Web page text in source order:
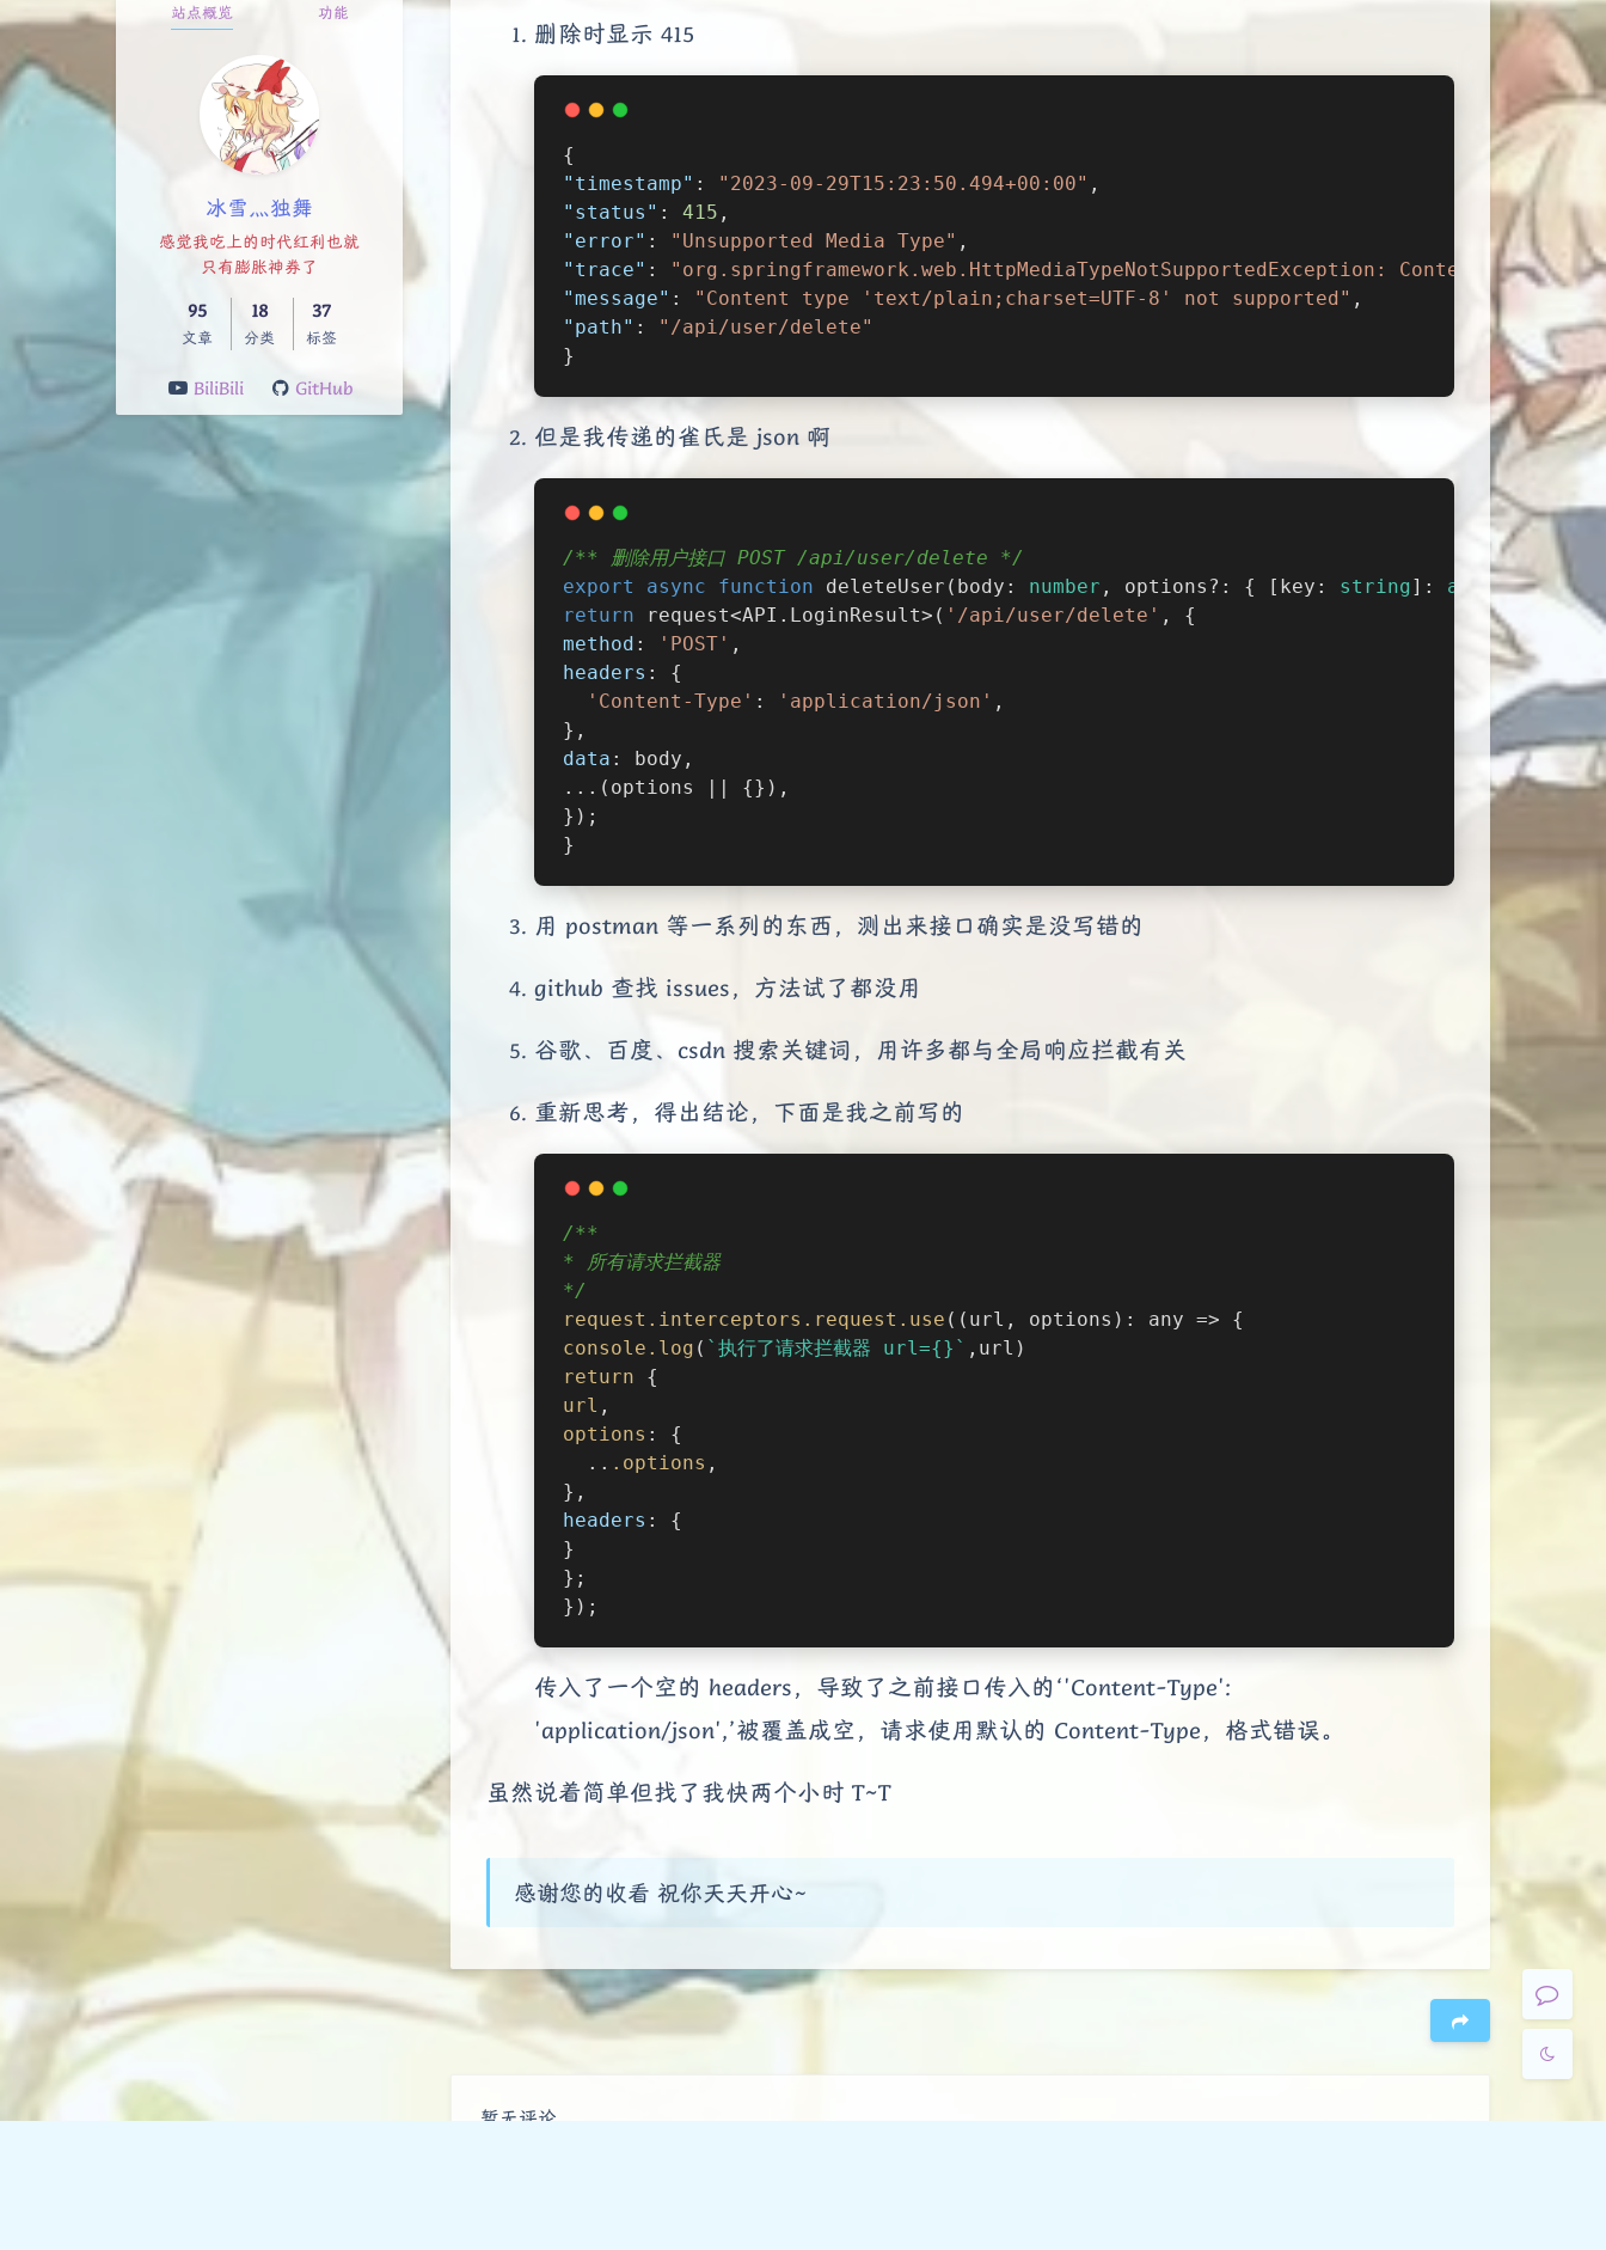
站点概览 功能
冰雪灬独舞
感觉我吃上的时代红利也就
只有膨胀神券了
95
文章
18
分类
37
标签
BiliBili GitHub
删除时显示 415
{
"timestamp" : "2023-09-29T15:23:50.494+00:00" ,
"status" : 415 ,
"error" : "Unsupported Media Type" ,
"trace" :
"org.springframework.web.HttpMediaTypeNotSupportedException: Content
"message" : "Content type 'text/plain;charset=UTF-8' not supported" ,
"path" :
"/api/user/delete"
}
但是我传递的雀氏是 json 啊
/** 删除用户接口 POST /api/user/delete */
export
async function deleteUser ( body: number , options?: { [key: string]: any }) {
return request<API.LoginResult>( '/api/user/delete' , {
method : 'POST' ,
headers : {
'Content-Type' : 'application/json' ,
},
data : body,
...(options || {}),
});
}
用 postman 等一系列的东西，测出来接口确实是没写错的
github 查找 issues，方法试了都没用
谷歌、百度、csdn 搜索关键词，用许多都与全局响应拦截有关
重新思考，得出结论，下面是我之前写的
/**
* 所有请求拦截器
*/
request .interceptors .request .use ((url, options): any => {
console .log ( `执行了请求拦截器 url={}` ,url)
return {
url ,
options : {
  ..
.options ,
},
headers : {
}
};
});
传入了一个空的 headers，导致了之前接口传入的‘'Content-Type':
'application/json',’被覆盖成空，请求使用默认的 Content-Type，格式错误。
虽然说着简单但找了我快两个小时 T~T
感谢您的收看 祝你天天开心~
暂无评论